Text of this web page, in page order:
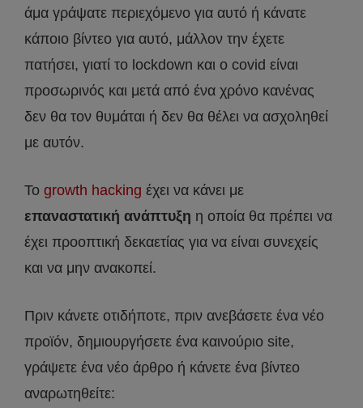
άμα γράψατε περιεχόμενο για αυτό ή κάνατε
κάποιο βίντεο για αυτό, μάλλον την έχετε
πατήσει, γιατί το lockdown και ο covid είναι
προσωρινός και μετά από ένα χρόνο κανένας
δεν θα τον θυμάται ή δεν θα θέλει να ασχοληθεί
με αυτόν.
Το growth hacking έχει να κάνει με
επαναστατική ανάπτυξη η οποία θα πρέπει να
έχει προοπτική δεκαετίας για να είναι συνεχείς
και να μην ανακοπεί.
Πριν κάνετε οτιδήποτε, πριν ανεβάσετε ένα νέο
προϊόν, δημιουργήσετε ένα καινούριο site,
γράψετε ένα νέο άρθρο ή κάνετε ένα βίντεο
αναρωτηθείτε: